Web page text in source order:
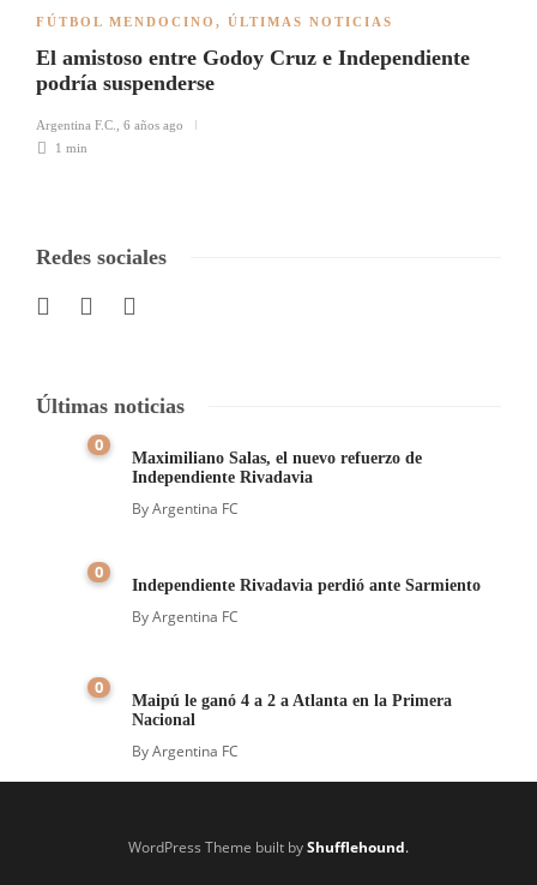
FÚTBOL MENDOCINO , ÚLTIMAS NOTICIAS
El amistoso entre Godoy Cruz e Independiente
podría suspenderse
Argentina F.C.
6 años ago
1 min
Redes sociales
Últimas noticias
0
Maximiliano Salas, el nuevo refuerzo de
Independiente Rivadavia
ByArgentina FC
0
Independiente Rivadavia perdió ante Sarmiento
ByArgentina FC
0
Maipú le ganó 4 a 2 a Atlanta en la Primera
Nacional
ByArgentina FC
WordPress Theme built byShufflehound.